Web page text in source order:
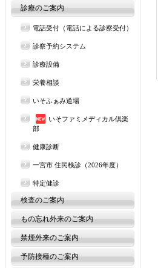
診療のご案内
電話受付（電話による診察受付）
診察予約システム
診療設備
栄養相談
いそふぁみ道場
いそファミメディカル倶楽
部
健康診断
一宮市 住民検診（2026年度）
特定健診
検査のご案内
もの忘れ外来のご案内
禁煙外来のご案内
予防接種のご案内